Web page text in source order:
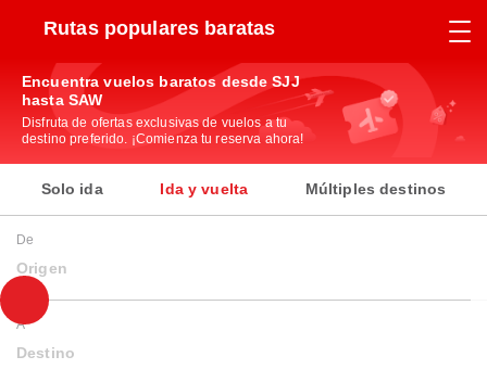
Rutas populares baratas
Encuentra vuelos baratos desde SJJ
hasta SAW
Disfruta de ofertas exclusivas de vuelos a tu
destino preferido. ¡Comienza tu reserva ahora!
Solo ida Ida y vuelta Múltiples destinos
De
Origen
A
Destino